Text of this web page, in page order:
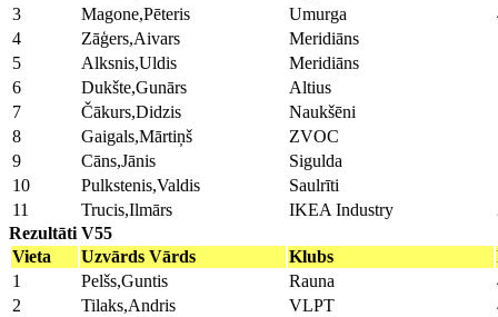
3
Magone,Pēteris Umurga
4
Zāģers,Aivars Meridiāns
5
Alksnis,Uldis Meridiāns
6
Dukšte,Gunārs Altius
7
Čākurs,Didzis Naukšēni
8
Gaigals,Mārtiņš ZVOC
9
Cāns,Jānis Sigulda
10
Pulkstenis,Valdis Saulrīti
11
Trucis,Ilmārs IKEA Industry
Rezultāti V55
Vieta
Uzvārds Vārds Klubs
1
Pelšs,Guntis Rauna
2
Tilaks,Andris VLPT